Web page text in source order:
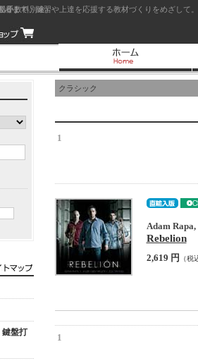
者まで、練習や上達を応援する教材づくりをめざし
鍵盤打
クラシック
1
Adam
Rebelion
2,619 円 （税
1
い）
手数料別途）